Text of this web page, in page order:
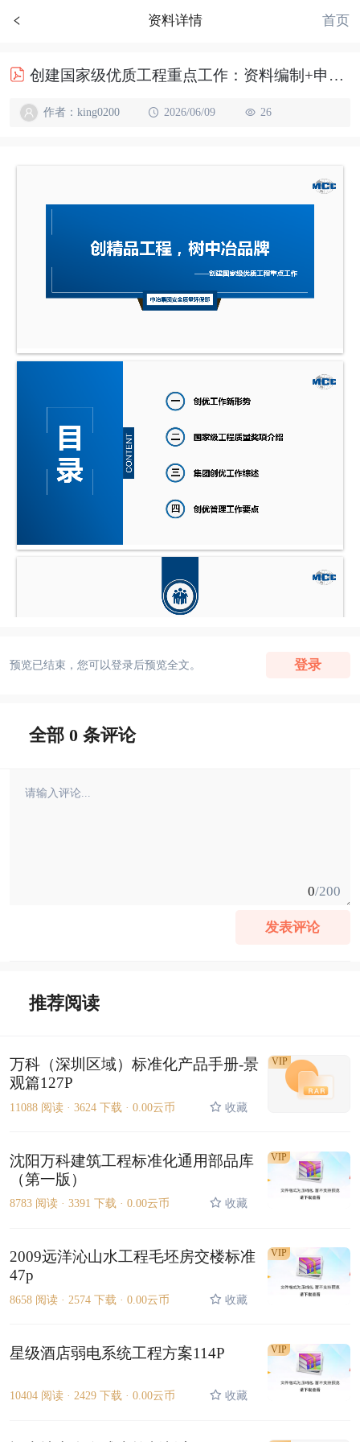
资料详情 首页
创建国家级优质工程重点工作：资料编制+申报事项+复查要点
作者：king0200 2026/06/09 26
预览已结束，您可以登录后预览全文。 登录
全部 0 条评论
0/200
发表评论
推荐阅读
万科（深圳区域）标准化产品手册-景
观篇127P
11088 阅读 · 3624 下载 · 0.00云币 收藏
VIP
沈阳万科建筑工程标准化通用部品库
（第一版）
8783 阅读 · 3391 下载 · 0.00云币 收藏
VIP
2009远洋沁山水工程毛坯房交楼标准
47p
8658 阅读 · 2574 下载 · 0.00云币 收藏
VIP
星级酒店弱电系统工程方案114P
10404 阅读 · 2429 下载 · 0.00云币 收藏
VIP